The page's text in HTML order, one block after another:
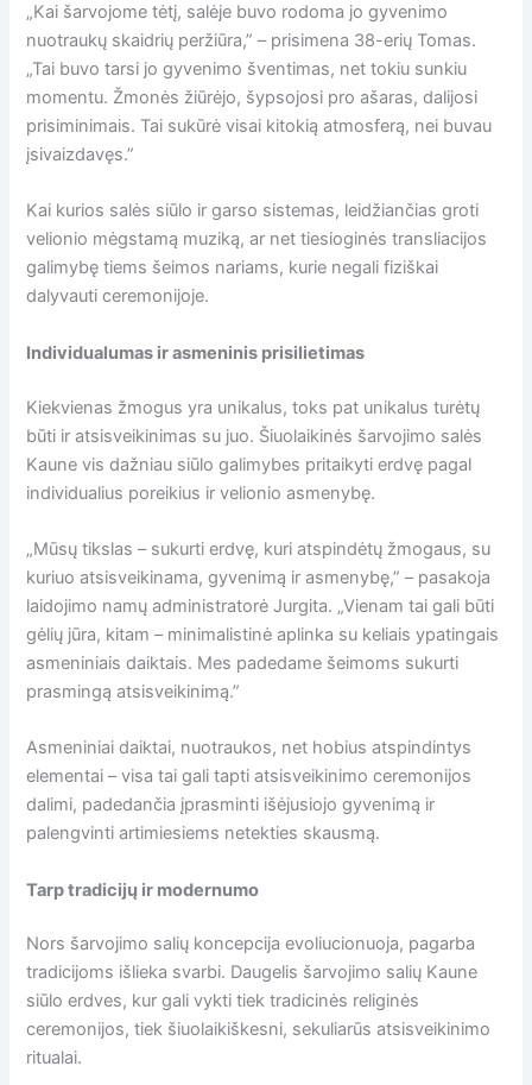
„Kai šarvojome tėtį, salėje buvo rodoma jo gyvenimo
nuotraukų skaidrių peržiūra,” – prisimena 38-erių Tomas.
„Tai buvo tarsi jo gyvenimo šventimas, net tokiu sunkiu
momentu. Žmonės žiūrėjo, šypsojosi pro ašaras, dalijosi
prisiminimais. Tai sukūrė visai kitokią atmosferą, nei buvau
įsivaizdavęs.”
Kai kurios salės siūlo ir garso sistemas, leidžiančias groti
velionio mėgstamą muziką, ar net tiesioginės transliacijos
galimybę tiems šeimos nariams, kurie negali fiziškai
dalyvauti ceremonijoje.
Individualumas ir asmeninis prisilietimas
Kiekvienas žmogus yra unikalus, toks pat unikalus turėtų
būti ir atsisveikinimas su juo. Šiuolaikinės šarvojimo salės
Kaune vis dažniau siūlo galimybes pritaikyti erdvę pagal
individualius poreikius ir velionio asmenybę.
„Mūsų tikslas – sukurti erdvę, kuri atspindėtų žmogaus, su
kuriuo atsisveikinama, gyvenimą ir asmenybę,” – pasakoja
laidojimo namų administratorė Jurgita. „Vienam tai gali būti
gėlių jūra, kitam – minimalistinė aplinka su keliais ypatingais
asmeniniais daiktais. Mes padedame šeimoms sukurti
prasmingą atsisveikinimą.”
Asmeniniai daiktai, nuotraukos, net hobius atspindintys
elementai – visa tai gali tapti atsisveikinimo ceremonijos
dalimi, padedančia įprasminti išėjusiojo gyvenimą ir
palengvinti artimiesiems netekties skausmą.
Tarp tradicijų ir modernumo
Nors šarvojimo salių koncepcija evoliucionuoja, pagarba
tradicijoms išlieka svarbi. Daugelis šarvojimo salių Kaune
siūlo erdves, kur gali vykti tiek tradicinės religinės
ceremonijos, tiek šiuolaikiškesni, sekuliarūs atsisveikinimo
ritualai.